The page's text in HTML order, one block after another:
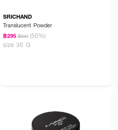
SRICHAND
Translucent Powder
฿295 ฿590 (50%)
size 30 G